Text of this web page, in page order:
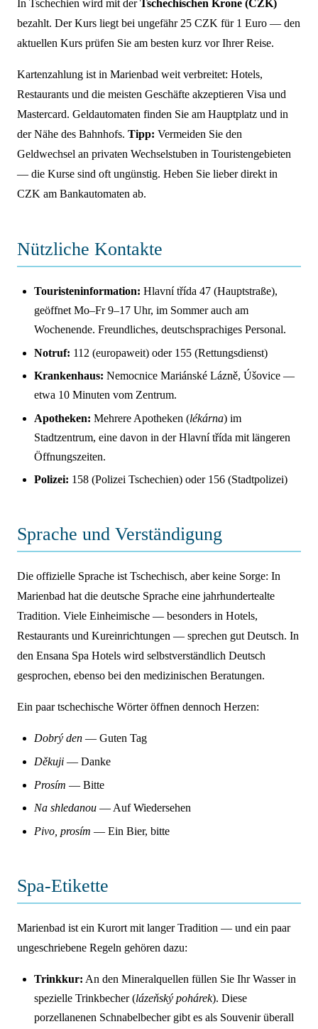
In Tschechien wird mit derTschechischen Krone (CZK)
bezahlt. Der Kurs liegt bei ungefähr 25 CZK für 1 Euro — den
aktuellen Kurs prüfen Sie am besten kurz vor Ihrer Reise.
Kartenzahlung ist in Marienbad weit verbreitet: Hotels,
Restaurants und die meisten Geschäfte akzeptieren Visa und
Mastercard. Geldautomaten finden Sie am Hauptplatz und in
der Nähe des Bahnhofs. Tipp: Vermeiden Sie den
Geldwechsel an privaten Wechselstuben in Touristengebieten
— die Kurse sind oft ungünstig. Heben Sie lieber direkt in
CZK am Bankautomaten ab.
Nützliche Kontakte
Touristeninformation: Hlavní třída 47 (Hauptstraße),
geöffnet Mo–Fr 9–17 Uhr, im Sommer auch am
Wochenende. Freundliches, deutschsprachiges Personal.
Notruf: 112 (europaweit) oder 155 (Rettungsdienst)
Krankenhaus: Nemocnice Mariánské Lázně, Úšovice —
etwa 10 Minuten vom Zentrum.
Apotheken: Mehrere Apotheken (lékárna) im
Stadtzentrum, eine davon in der Hlavní třída mit längeren
Öffnungszeiten.
Polizei: 158 (Polizei Tschechien) oder 156 (Stadtpolizei)
Sprache und Verständigung
Die offizielle Sprache ist Tschechisch, aber keine Sorge: In
Marienbad hat die deutsche Sprache eine jahrhundertealte
Tradition. Viele Einheimische — besonders in Hotels,
Restaurants und Kureinrichtungen — sprechen gut Deutsch. In
den Ensana Spa Hotels wird selbstverständlich Deutsch
gesprochen, ebenso bei den medizinischen Beratungen.
Ein paar tschechische Wörter öffnen dennoch Herzen:
Dobrý den — Guten Tag
Děkuji — Danke
Prosím — Bitte
Na shledanou — Auf Wiedersehen
Pivo, prosím — Ein Bier, bitte
Spa-Etikette
Marienbad ist ein Kurort mit langer Tradition — und ein paar
ungeschriebene Regeln gehören dazu:
Trinkkur: An den Mineralquellen füllen Sie Ihr Wasser in
spezielle Trinkbecher (lázeňský pohárek). Diese
porzellanenen Schnabelbecher gibt es als Souvenir überall